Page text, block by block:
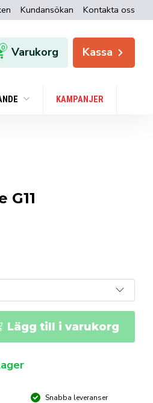
Kundansökan Kontakta oss
0 Varukorg Kassa
KAMPANJER
Lägg till i varukorg
Snabba leveranser